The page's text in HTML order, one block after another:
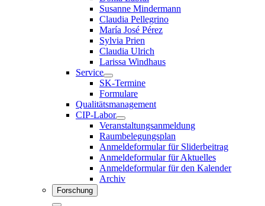
Susanne Mindermann
Claudia Pellegrino
María José Pérez
Sylvia Prien
Claudia Ulrich
Larissa Windhaus
Service
SK-Termine
Formulare
Qualitätsmanagement
CIP-Labor
Veranstaltungsanmeldung
Raumbelegungsplan
Anmeldeformular für Sliderbeitrag
Anmeldeformular für Aktuelles
Anmeldeformular für den Kalender
Archiv
Forschung